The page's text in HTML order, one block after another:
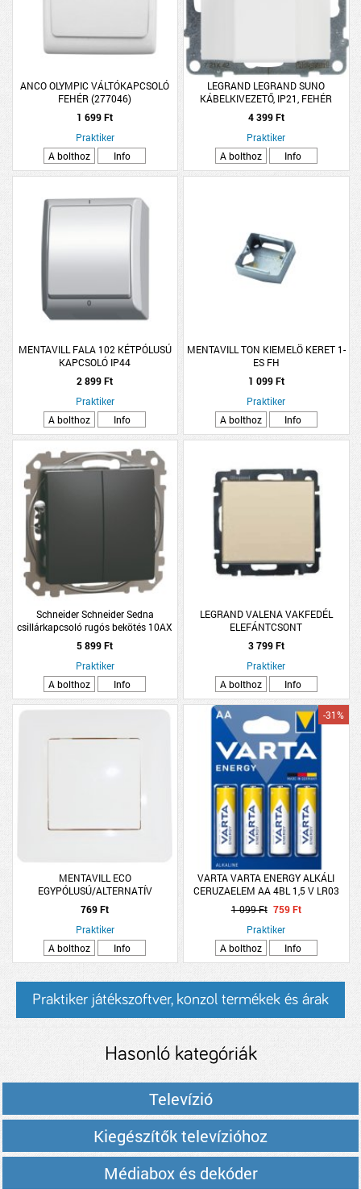
ANCO OLYMPIC VÁLTÓKAPCSOLÓ
FEHÉR (277046)
1 699 Ft
Praktiker
A bolthoz
Info
LEGRAND LEGRAND SUNO
KÁBELKIVEZETŐ, IP21, FEHÉR
4 399 Ft
Praktiker
A bolthoz
Info
MENTAVILL FALA 102 KÉTPÓLUSÚ
KAPCSOLÓ IP44
2 899 Ft
Praktiker
A bolthoz
Info
MENTAVILL TON KIEMELÖ KERET 1-
ES FH
1 099 Ft
Praktiker
A bolthoz
Info
Schneider Schneider Sedna
csillárkapcsoló rugós bekötés 10AX
antracit
5 899 Ft
Praktiker
A bolthoz
Info
LEGRAND VALENA VAKFEDÉL
ELEFÁNTCSONT
3 799 Ft
Praktiker
A bolthoz
Info
MENTAVILL ECO
EGYPÓLUSÚ/ALTERNATÍV
KAPCSOLÓ
769 Ft
Praktiker
A bolthoz
Info
VARTA VARTA ENERGY ALKÁLI
CERUZAELEM AA 4BL 1,5 V LR03
-31%
1 099 Ft 759 Ft
Praktiker
A bolthoz
Info
Praktiker játékszoftver, konzol termékek és árak
Hasonló kategóriák
Televízió
Kiegészítők televízióhoz
Médiabox és dekóder